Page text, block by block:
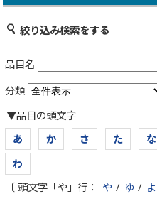
絞り込み検索をする
品目名
分類
▼品目の頭文字
あ
か さ た な
わ
〔 頭文字「や」行：
や / ゆ / よ